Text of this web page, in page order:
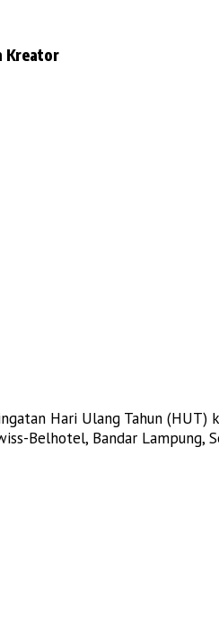
Kreator
Hari Ulang Tahun
Belhotel, Bandar Lampung,